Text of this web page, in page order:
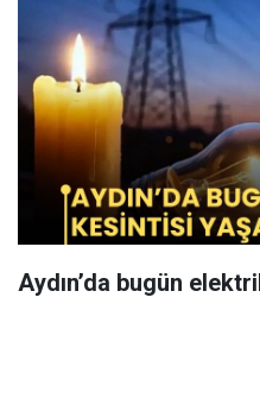
Aydın’da bugün